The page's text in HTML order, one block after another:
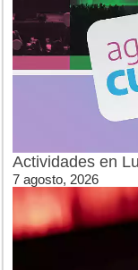
Actividades en
7 agosto, 2026